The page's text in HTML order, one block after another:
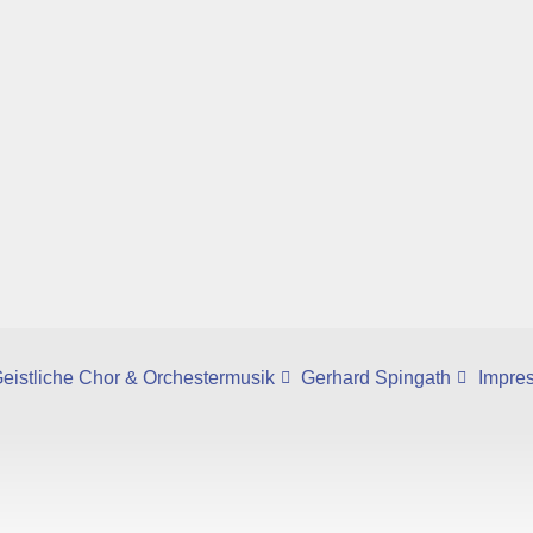
Chor & Orchestermusik Gerhard Spingath